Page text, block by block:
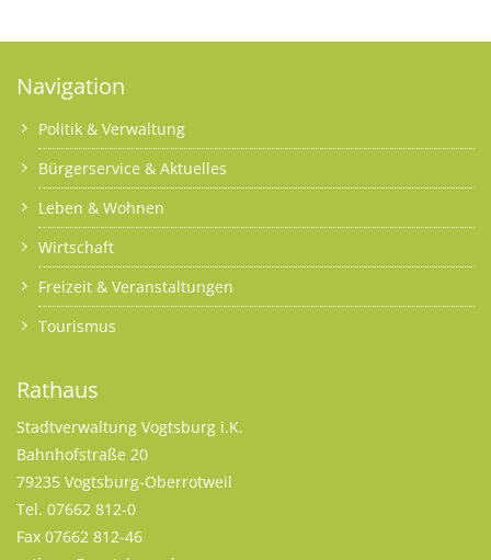
Navigation
Politik & Verwaltung
Bürgerservice & Aktuelles
Leben & Wohnen
Wirtschaft
Freizeit & Veranstaltungen
Tourismus
Rathaus
Stadtverwaltung Vogtsburg i.K.
Bahnhofstraße 20
79235 Vogtsburg-Oberrotweil
Tel. 07662 812-0
Fax 07662 812-46